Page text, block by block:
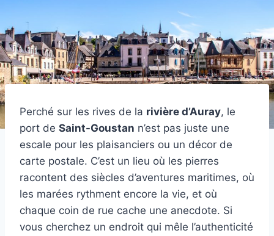
Perché sur les rives de la rivière d’Auray, le
port de Saint-Goustan n’est pas juste une
escale pour les plaisanciers ou un décor de
carte postale. C’est un lieu où les pierres
racontent des siècles d’aventures maritimes, où
les marées rythment encore la vie, et où
chaque coin de rue cache une anecdote. Si
vous cherchez un endroit qui mêle l’authenticité